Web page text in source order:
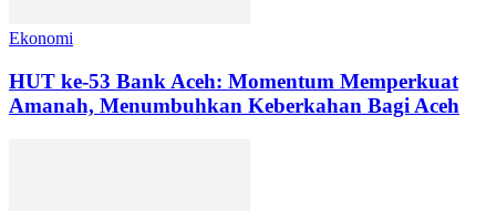
Ekonomi
HUT ke-53 Bank Aceh: Momentum Memperkuat
Amanah, Menumbuhkan Keberkahan Bagi Aceh